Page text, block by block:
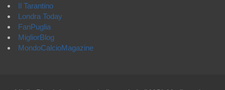
Il Tarantino
Londra Today
FanPuglia
MigliorBlog
MondoCalcioMagazine